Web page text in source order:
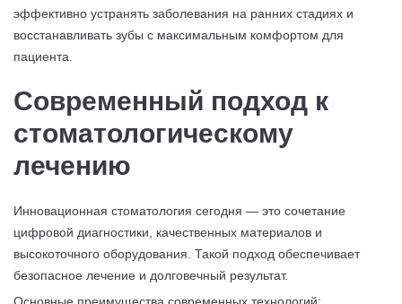
эффективно устранять заболевания на ранних стадиях и
восстанавливать зубы с максимальным комфортом для
пациента.
Современный подход к
стоматологическому
лечению
Инновационная стоматология сегодня — это сочетание
цифровой диагностики, качественных материалов и
высокоточного оборудования. Такой подход обеспечивает
безопасное лечение и долговечный результат.